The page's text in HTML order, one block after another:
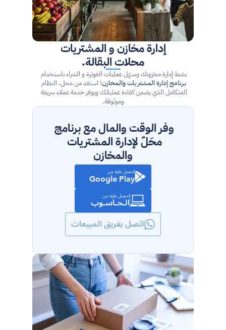
إدارة مخازن و المشتريات
محلات البقالة.
بسّط إدارة مخزونك وسهّل عمليات الفوترة و الشراء باستخدام
برنامج إدارة المشتريات والمخازن
وموثوقة.
والمخازن
اتصل بفريق المبيعات
احصل عليه من
الـحـاسـوب
احصل عليه من
Google Play